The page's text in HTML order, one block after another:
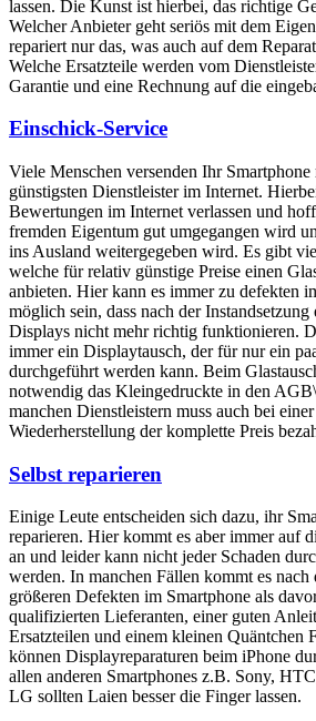
lassen. Die Kunst ist hierbei, das richtige
Welcher Anbieter geht seriös mit dem
repariert nur das, was auch auf dem
Welche Ersatzteile werden vom
Garantie und eine Rechnung auf die
Einschick-Service
Viele Menschen versenden Ihr Smartphone
günstigsten Dienstleister im Internet.
Bewertungen im Internet verlassen und
fremden Eigentum gut umgegangen wird
ins Ausland weitergegeben wird. Es gibt
welche für relativ günstige Preise einen
anbieten. Hier kann es immer zu defekten
möglich sein, dass nach der Instandsetzung
Displays nicht mehr richtig funktionieren.
immer ein Displaytausch, der für nur ein
durchgeführt werden kann. Beim
notwendig das Kleingedruckte in den
manchen Dienstleistern muss auch bei
Wiederherstellung der komplette Preis
Selbst reparieren
Einige Leute entscheiden sich dazu, ihr
reparieren. Hier kommt es aber immer auf
an und leider kann nicht jeder Schaden
werden. In manchen Fällen kommt es
größeren Defekten im Smartphone als
qualifizierten Lieferanten, einer guten
Ersatzteilen und einem kleinen Quäntchen
können Displayreparaturen beim iPhone
allen anderen Smartphones z.B. Sony,
LG sollten Laien besser die Finger lassen.